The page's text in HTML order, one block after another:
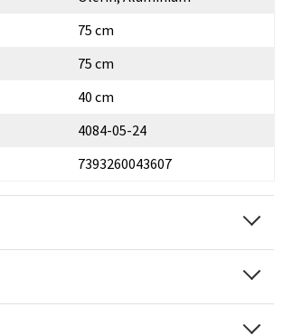
75 cm
75 cm
40 cm
4084-05-24
7393260043607